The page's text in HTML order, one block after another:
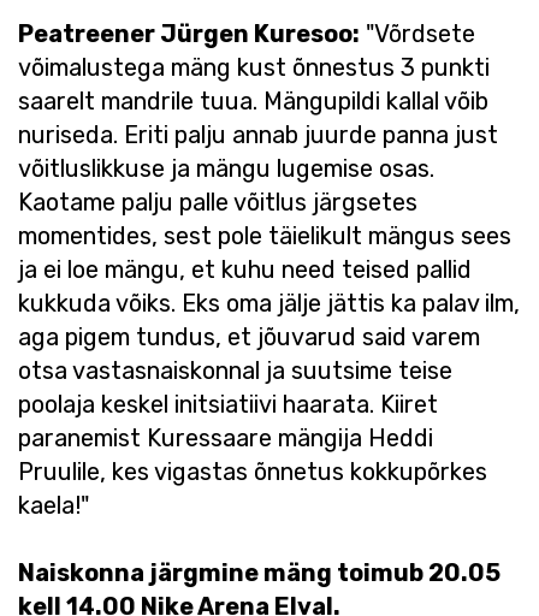
Peatreener Jürgen Kuresoo: "Võrdsete
võimalustega mäng kust õnnestus 3 punkti
saarelt mandrile tuua. Mängupildi kallal võib
nuriseda. Eriti palju annab juurde panna just
võitluslikkuse ja mängu lugemise osas.
Kaotame palju palle võitlus järgsetes
momentides, sest pole täielikult mängus sees
ja ei loe mängu, et kuhu need teised pallid
kukkuda võiks. Eks oma jälje jättis ka palav ilm,
aga pigem tundus, et jõuvarud said varem
otsa vastasnaiskonnal ja suutsime teise
poolaja keskel initsiatiivi haarata. Kiiret
paranemist Kuressaare mängija Heddi
Pruulile, kes vigastas õnnetus kokkupõrkes
kaela!"
Naiskonna järgmine mäng toimub 20.05
kell 14.00 Nike Arena Elval.